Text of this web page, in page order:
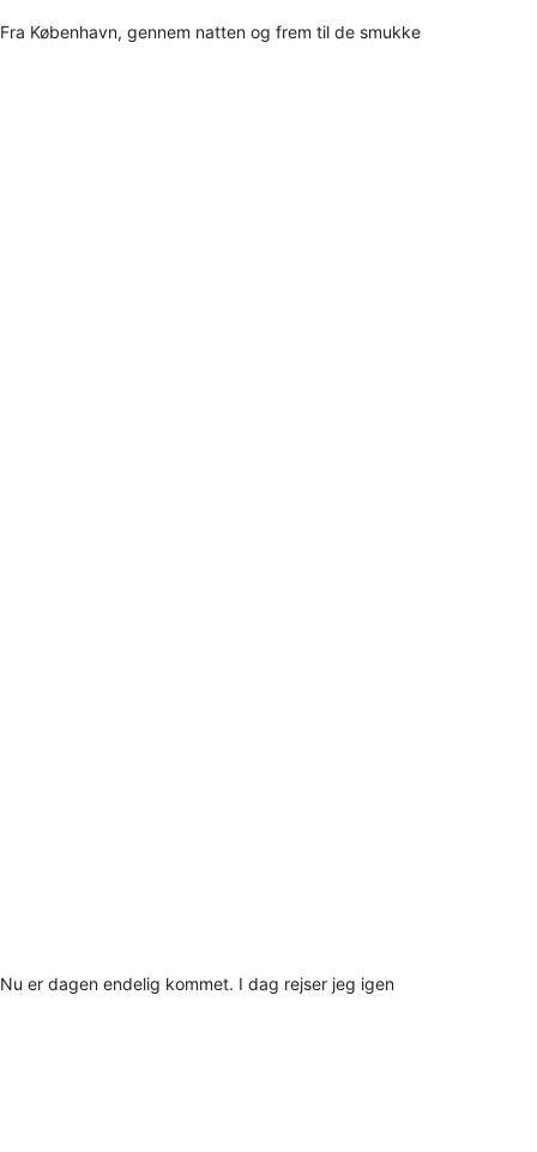
Fra København, gennem natten og frem til de smukke
Nu er dagen endelig kommet. I dag rejser jeg igen